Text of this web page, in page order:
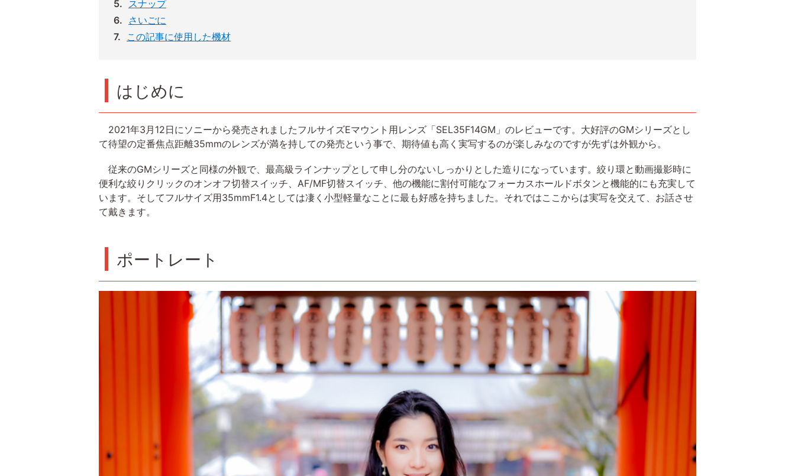
スナップ
さいごに
この記事に使用した機材
はじめに
2021年3月12日にソニーから発売されましたフルサイズEマウント用レンズ「SEL35F14GM」のレビューです。大好評のGMシリーズとし
て待望の定番焦点距離35mmのレンズが満を持しての発売という事で、期待値も高く実写するのが楽しみなのですが先ずは外観から。
従来のGMシリーズと同様の外観で、最高級ラインナップとして申し分のないしっかりとした造りになっています。絞り環と動画撮影時に
便利な絞りクリックのオンオフ切替スイッチ、AF/MF切替スイッチ、他の機能に割付可能なフォーカスホールドボタンと機能的にも充実して
います。そしてフルサイズ用35mmF1.4としては凄く小型軽量なことに最も好感を持ちました。それではここからは実写を交えて、お話させ
て戴きます。
ポートレート